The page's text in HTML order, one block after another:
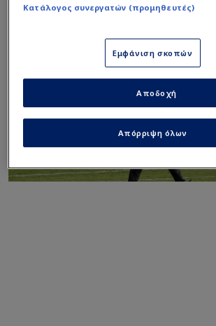
Κατάλογος συνεργατών (προμηθευτές)
Εμφάνιση σκοπών
Απόρριψη όλων
Αποδοχή